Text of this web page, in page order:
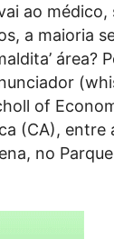
ao médico,
a maioria
área?
of
(CA), entre
no